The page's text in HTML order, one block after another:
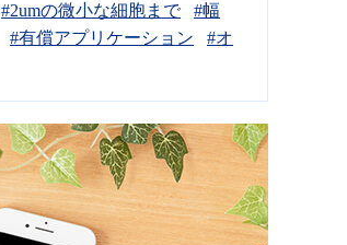
#2umの微小な細胞まで
#幅
#有償アプリケーション
#オ